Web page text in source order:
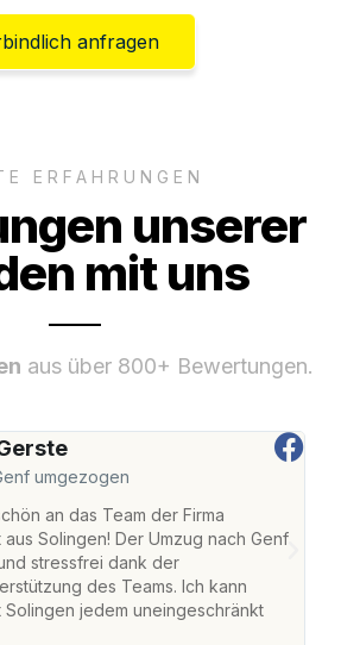
anfragen
ERFAHRUNGEN
unserer
mit uns
aus über 800+ Bewertungen.
umgezogen
an das Team der Firma
Solingen! Der Umzug nach Genf
stressfrei dank der
des Teams. Ich kann
Solingen jedem uneingeschränkt